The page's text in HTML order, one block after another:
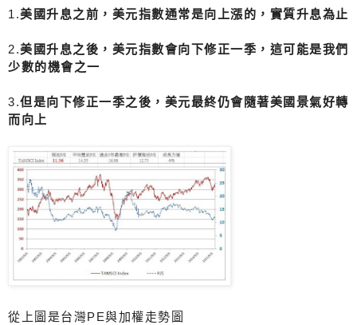
1.美國升息之前，美元指數通常是向上漲的，實質升息為止
2.美國升息之後，美元指數會向下修正一季，這可能是我們
少數的機會之一
3.但是向下修正一季之後，美元最終仍會隨著美國景氣好轉
而向上
從上圖是台灣PE與加權走勢圖